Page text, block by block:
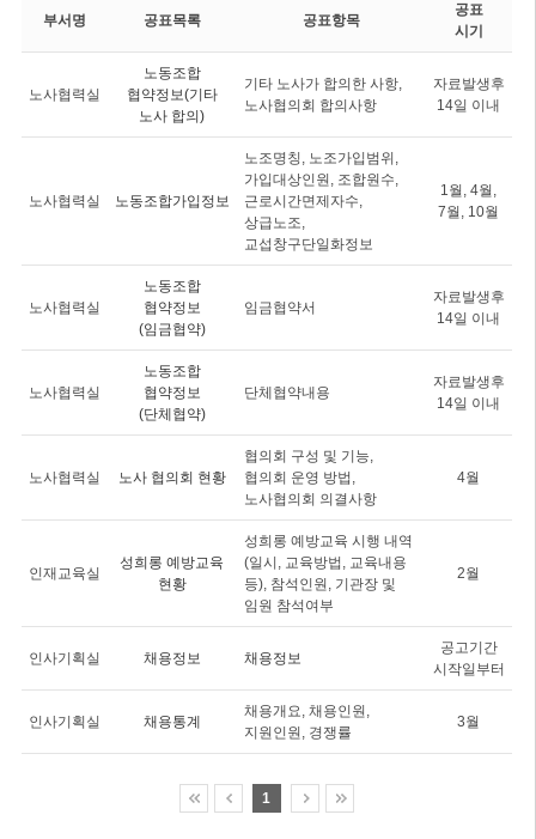
부서명 공표목록 공표항목
공표
시기
노사협력실
노동조합
협약정보(기타
노사 합의)
기타 노사가 합의한 사항,
노사협의회 합의사항
자료발생후
14일 이내
노사협력실 노동조합가입정보
노조명칭, 노조가입범위,
가입대상인원, 조합원수,
근로시간면제자수,
상급노조,
교섭창구단일화정보
1월, 4월,
7월, 10월
노사협력실
노동조합
협약정보
(임금협약)
임금협약서
자료발생후
14일 이내
노사협력실
노동조합
협약정보
(단체협약)
단체협약내용
자료발생후
14일 이내
노사협력실 노사 협의회 현황
협의회 구성 및 기능,
협의회 운영 방법,
노사협의회 의결사항
4월
인재교육실
성희롱 예방교육
현황
성희롱 예방교육 시행 내역
(일시, 교육방법, 교육내용
등), 참석인원, 기관장 및
임원 참석여부
2월
인사기획실 채용정보 채용정보
공고기간
시작일부터
인사기획실 채용통계
채용개요, 채용인원,
지원인원, 경쟁률
3월
1